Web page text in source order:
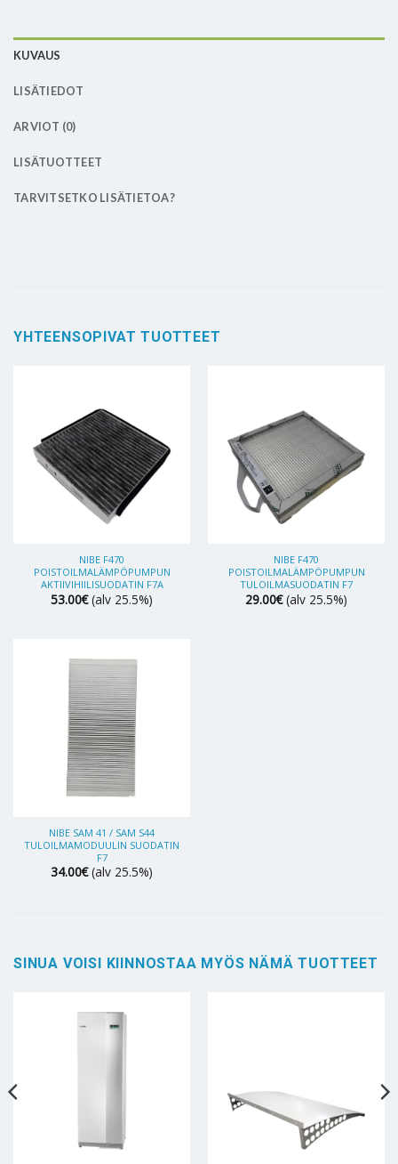
KUVAUS
LISÄTIEDOT
ARVIOT (0)
LISÄTUOTTEET
TARVITSETKO LISÄTIETOA?
YHTEENSOPIVAT TUOTTEET
NIBE F470
POISTOILMALÄMPÖPUMPUN
AKTIIVIHIILISUODATIN F7A
53.00€ (alv 25.5%)
NIBE F470
POISTOILMALÄMPÖPUMPUN
TULOILMASUODATIN F7
29.00€ (alv 25.5%)
NIBE SAM 41 / SAM S44
TULOILMAMODUULIN SUODATIN
F7
34.00€ (alv 25.5%)
SINUA VOISI KIINNOSTAA MYÖS NÄMÄ TUOTTEET